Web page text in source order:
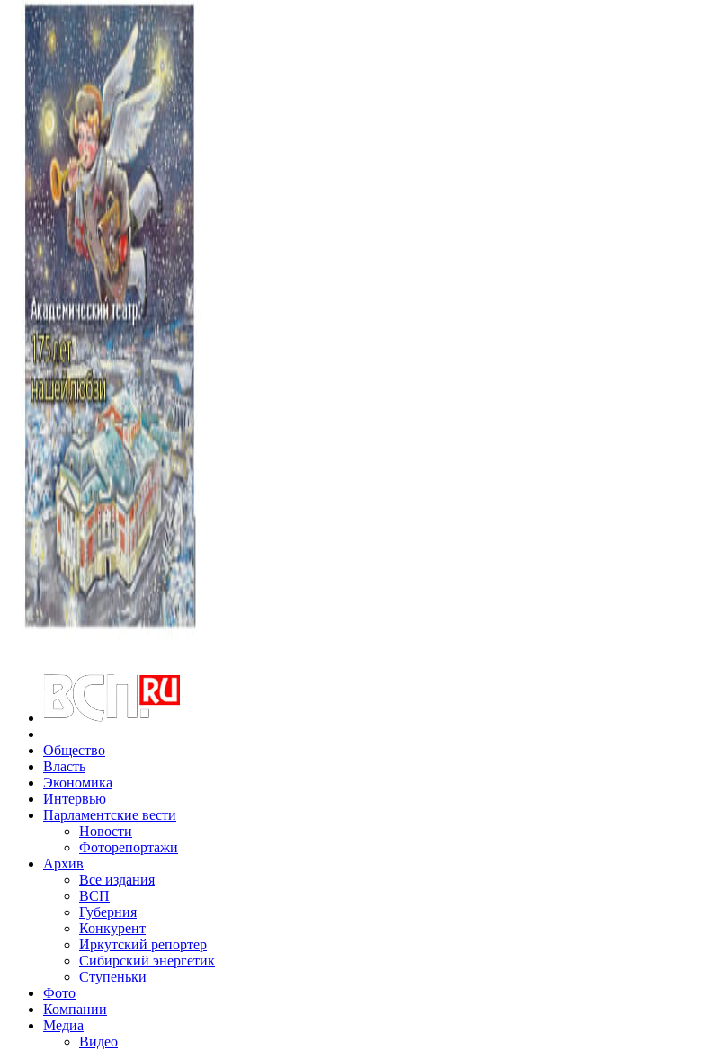
Общество
Власть
Экономика
Интервью
Парламентские вести
Новости
Фоторепортажи
Архив
Все издания
ВСП
Губерния
Конкурент
Иркутский репортер
Сибирский энергетик
Ступеньки
Фото
Компании
Медиа
Видео